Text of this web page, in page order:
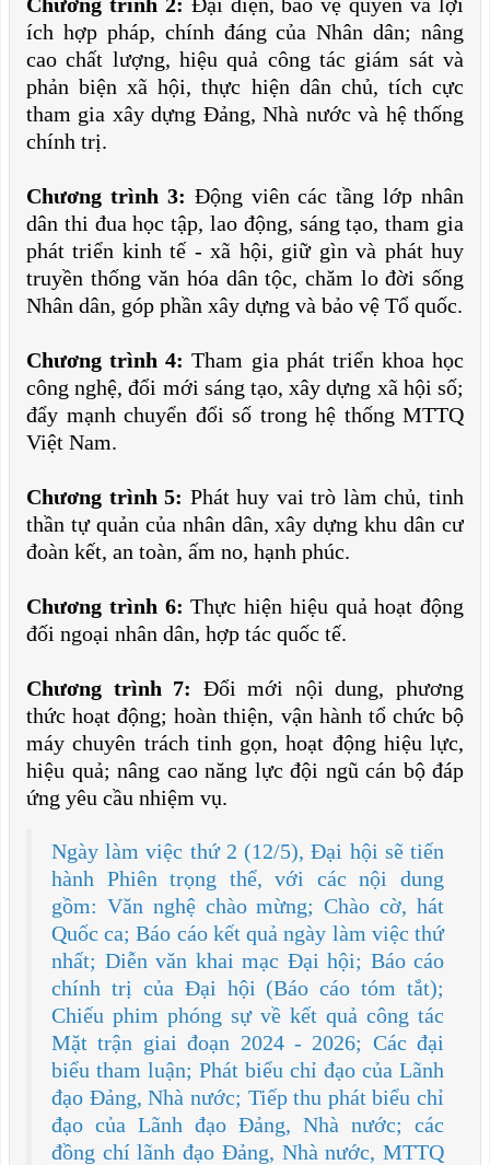
ích hợp pháp, chính đáng của Nhân dân; nâng
cao chất lượng, hiệu quả công tác giám sát và
phản biện xã hội, thực hiện dân chủ, tích cực
tham gia xây dựng Đảng, Nhà nước và hệ thống
chính trị.
Chương trình 3: Động viên các tầng lớp nhân
dân thi đua học tập, lao động, sáng tạo, tham gia
phát triển kinh tế - xã hội, giữ gìn và phát huy
truyền thống văn hóa dân tộc, chăm lo đời sống
Nhân dân, góp phần xây dựng và bảo vệ Tổ quốc.
Chương trình 4: Tham gia phát triển khoa học
công nghệ, đổi mới sáng tạo, xây dựng xã hội số;
đẩy mạnh chuyển đổi số trong hệ thống MTTQ
Việt Nam.
Chương trình 5: Phát huy vai trò làm chủ, tinh
thần tự quản của nhân dân, xây dựng khu dân cư
đoàn kết, an toàn, ấm no, hạnh phúc.
Chương trình 6:Thực hiện hiệu quả hoạt động
đối ngoại nhân dân, hợp tác quốc tế.
Chương trình 7: Đổi mới nội dung, phương
thức hoạt động; hoàn thiện, vận hành tổ chức bộ
máy chuyên trách tinh gọn, hoạt động hiệu lực,
hiệu quả; nâng cao năng lực đội ngũ cán bộ đáp
ứng yêu cầu nhiệm vụ.
Ngày làm việc thứ 2 (12/5), Đại hội sẽ tiến
hành Phiên trọng thể, với các nội dung
gồm: Văn nghệ chào mừng; Chào cờ, hát
Quốc ca; Báo cáo kết quả ngày làm việc thứ
nhất; Diễn văn khai mạc Đại hội; Báo cáo
chính trị của Đại hội (Báo cáo tóm tắt);
Chiếu phim phóng sự về kết quả công tác
Mặt trận giai đoạn 2024 - 2026; Các đại
biểu tham luận; Phát biểu chỉ đạo của Lãnh
đạo Đảng, Nhà nước; Tiếp thu phát biểu chỉ
đạo của Lãnh đạo Đảng, Nhà nước; các
đồng chí lãnh đạo Đảng, Nhà nước, MTTQ